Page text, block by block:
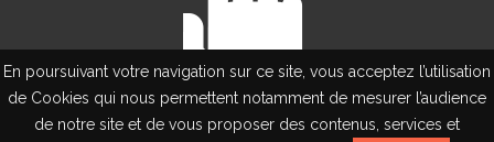
En poursuivant votre navigation sur ce site, vous acceptez l’utilisation
de Cookies qui nous permettent notamment de mesurer l’audience
de notre site et de vous proposer des contenus, services et